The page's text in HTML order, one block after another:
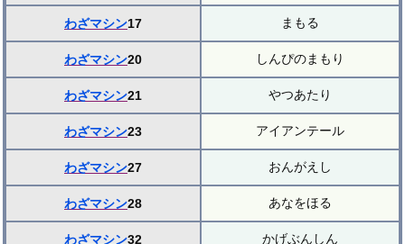
わざマシン17 まもる
わざマシン20 しんぴのまもり
わざマシン21 やつあたり
わざマシン23 アイアンテール
わざマシン27 おんがえし
わざマシン28 あなをほる
わざマシン32 かげぶんしん